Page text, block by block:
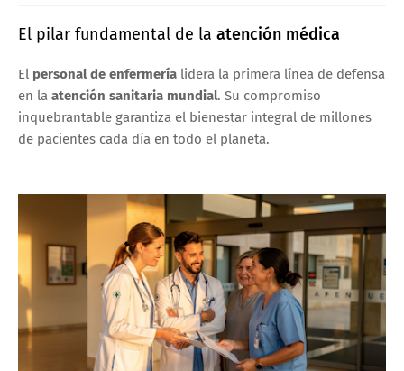
El pilar fundamental de la atención médica
El personal de enfermería lidera la primera línea de defensa
en la atención sanitaria mundial. Su compromiso
inquebrantable garantiza el bienestar integral de millones
de pacientes cada día en todo el planeta.